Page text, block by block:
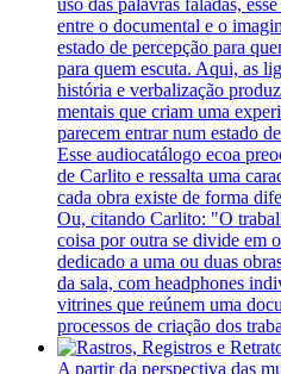
entre o documental e o
estado de percepção para
para quem escuta. Aqui, as
história e verbalização
mentais que criam uma
parecem entrar num estado
Esse audiocatálogo ecoa
de Carlito e ressalta uma
cada obra existe de forma
Ou, citando Carlito: "O
coisa por outra se divide em
dedicado a uma ou duas
da sala, com headphones
vitrines que reúnem uma
processos de criação dos
A partir da perspectiva das